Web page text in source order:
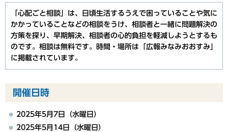
「心配ごと相談」は、日頃生活するうえで困っていることや気に
かかっていることなどの相談をうけ、相談者と一緒に問題解決の
方策を探り、早期解決、相談者の心的負担を軽減しようとするも
のです。相談は無料です。時間・場所は「広報みなみおおすみ」
に掲載されています。
開催日時
2025年5月7日（水曜日）
2025年5月14日（水曜日）